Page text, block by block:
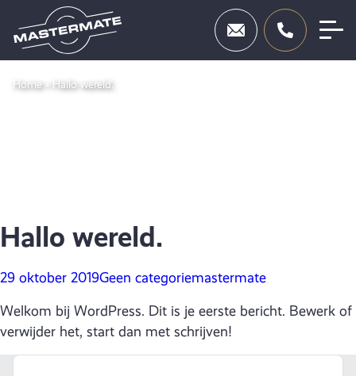
Skip
to
Deuren
Home» Hallo wereld.
Hallo wereld.
29 oktober 2019Geen categoriemastermate
Welkom bij WordPress. Dit is je eerste bericht. Bewerk of
verwijder het, start dan met schrijven!